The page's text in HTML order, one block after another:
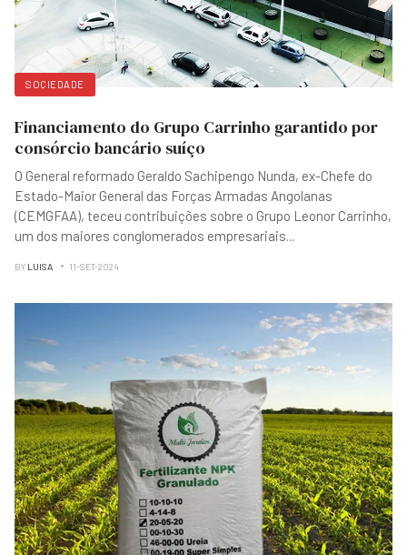
SOCIEDADE
Financiamento do Grupo Carrinho garantido por
consórcio bancário suíço
O General reformado Geraldo Sachipengo Nunda, ex-Chefe do
Estado-Maior General das Forças Armadas Angolanas
(CEMGFAA), teceu contribuições sobre o Grupo Leonor Carrinho,
um dos maiores conglomerados empresariais
BY LUISA 11-SET-2024